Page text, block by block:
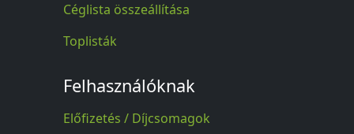
Céglista összeállítása
Toplisták
Felhasználóknak
Előfizetés / Díjcsomagok